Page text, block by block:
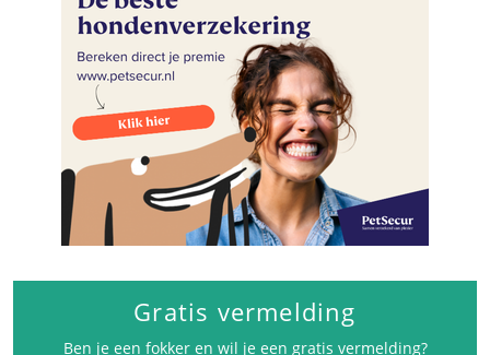
Gratis vermelding
Ben je een fokker en wil je een gratis vermelding?